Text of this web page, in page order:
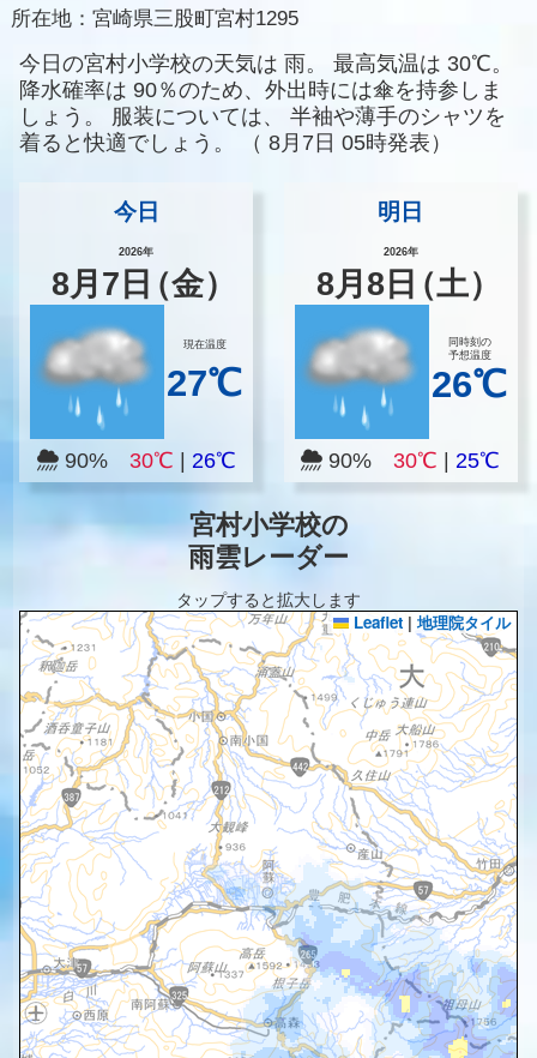
所在地： 宮崎県三股町宮村1295
今日の宮村小学校の天気は 雨。 最高気温は 30℃。
降水確率は 90％のため、外出時には傘を持参しま
しょう。
服装については、
半袖や薄手のシャツを
着ると快適でしょう。
（ 8月7日 05時発表）
今日
2026年
8月 7 日（金）
現在温度
27℃
90% 30℃ 26℃
明日
2026年
8月8 日（土）
同時刻の
予想温度
26℃
90%30℃ |25℃
宮村小学校の
雨雲レーダー
タップすると拡大します
Leaflet | 地理院タイル